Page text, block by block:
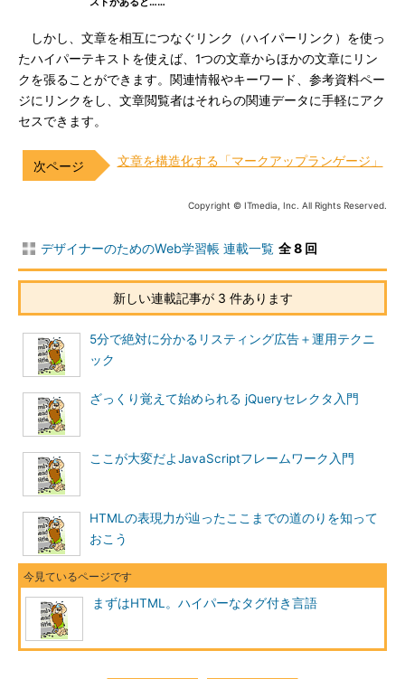
しかし、文章を相互につなぐリンク（ハイパーリンク）を使っ
たハイパーテキストを使えば、1つの文章からほかの文章にリン
クを張ることができます。関連情報やキーワード、参考資料ペー
ジにリンクをし、文章閲覧者はそれらの関連データに手軽にアク
セスできます。
文章を構造化する「マークアップランゲージ」
Copyright © ITmedia, Inc. All Rights Reserved.
デザイナーのためのWeb学習帳 連載一覧 全 8 回
新しい連載記事が 3 件あります
5分で絶対に分かるリスティング広告＋運用テクニ
ック
ざっくり覚えて始められる jQueryセレクタ入門
ここが大変だよJavaScriptフレームワーク入門
HTMLの表現力が辿ったここまでの道のりを知って
おこう
まずはHTML。ハイパーなタグ付き言語